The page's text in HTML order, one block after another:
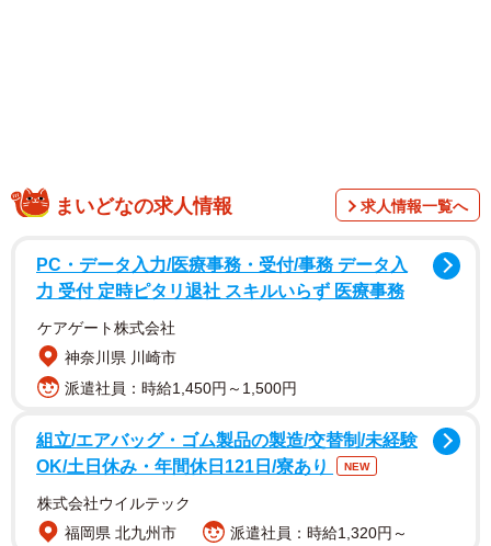
ツイッターユーザー「やまさん」さんは夫と子ども3人の
の買い方してくるんだ？」と投稿しました。写真には夫が
買ってきたミスドの人気定番商品「ココナツチョコレー
ト」が8つ並んでいます。
箱を開けたときのやまさんさんの心境は「わーい！ミス
ルドファッションは？…選ぶ楽しみはどこ？？？」だった
といいます。
それでもまずは夫に「ありがとう」とお礼を伝え、同時
まいどなの求人情報 求人情報一覧へ
PC・データ入力/医療事務・受付/事務 データ入
力 受付 定時ピタリ退社 スキルいらず 医療事務
ケアゲート株式会社
神奈川県 川崎市
派遣社員：時給1,450円～1,500円
組立/エアバッグ・ゴム製品の製造/交替制/未経験
OK/土日休み・年間休日121日/寮あり
NEW
株式会社ウイルテック
福岡県 北九州市
派遣社員：時給1,320円～